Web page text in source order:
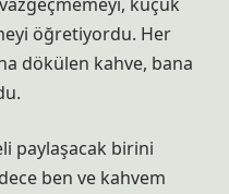
öğretiyordu. Her
dökülen kahve, bana
paylaşacak birini
ben ve kahvem